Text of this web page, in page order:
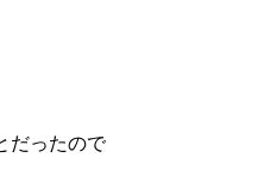
だったので